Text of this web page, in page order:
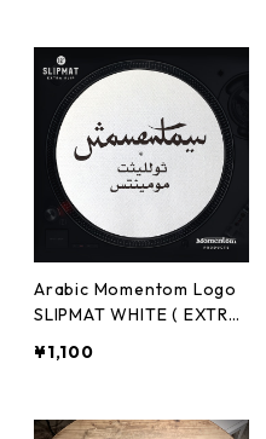
Arabic Momentom Logo
SLIPMAT WHITE ( EXTRA
¥1,100